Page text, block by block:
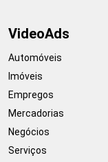
VideoAds
Automóveis
Imóveis
Empregos
Mercadorias
Negócios
Serviços